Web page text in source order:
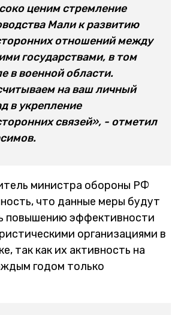
ценим стремление
Мали к развитию
отношений между
государствами, в том
в военной области.
на ваш личный
в укрепление
связей», - отметил
министра обороны РФ
что данные меры будут
повышению эффективности
организациями в
так как их активность на
годом только